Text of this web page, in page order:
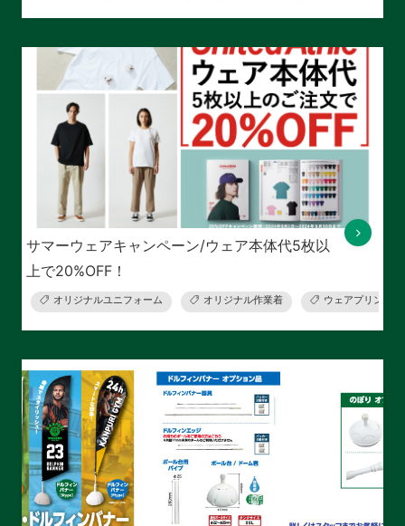
サマーウェアキャンペーン/ウェア本体代5枚以
上で20%OFF！
オリジナルユニフォーム オリジナル作業着 ウェアプリント